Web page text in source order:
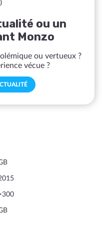
ou un
Monzo
ou vertueux ?
vécue ?